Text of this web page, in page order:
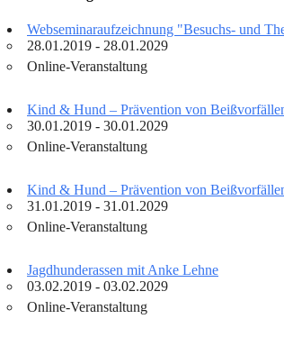
Webseminaraufzeichnung "Besuchs- und
28.01.2019 - 28.01.2029
Online-Veranstaltung
Kind & Hund – Prävention von
30.01.2019 - 30.01.2029
Online-Veranstaltung
Kind & Hund – Prävention von
31.01.2019 - 31.01.2029
Online-Veranstaltung
Jagdhunderassen mit Anke Lehne
03.02.2019 - 03.02.2029
Online-Veranstaltung